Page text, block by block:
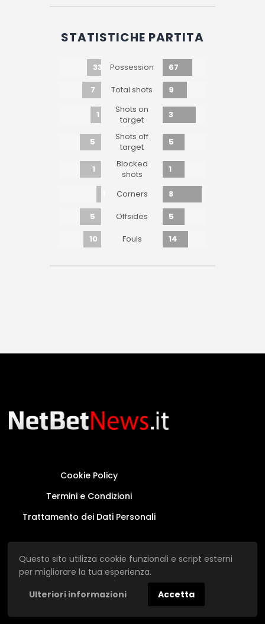
Questo sito utilizza cookie funzionali e script esterni
per migliorare la tua esperienza.
Ulteriori informazioni
Accetta
STATISTICHE PARTITA
33 Possession
67
7
Total shots 9
1
Shots on
target
3
5
Shots off
target
5
1
Blocked
shots
1
Corners
8
5
Offsides
5
10
Fouls 14
Cookie Policy
Termini e Condizioni
Trattamento dei Dati Personali
Questo sito non rappresenta una testata
giornalistica in quanto viene aggiornato senza
alcuna periodicità.